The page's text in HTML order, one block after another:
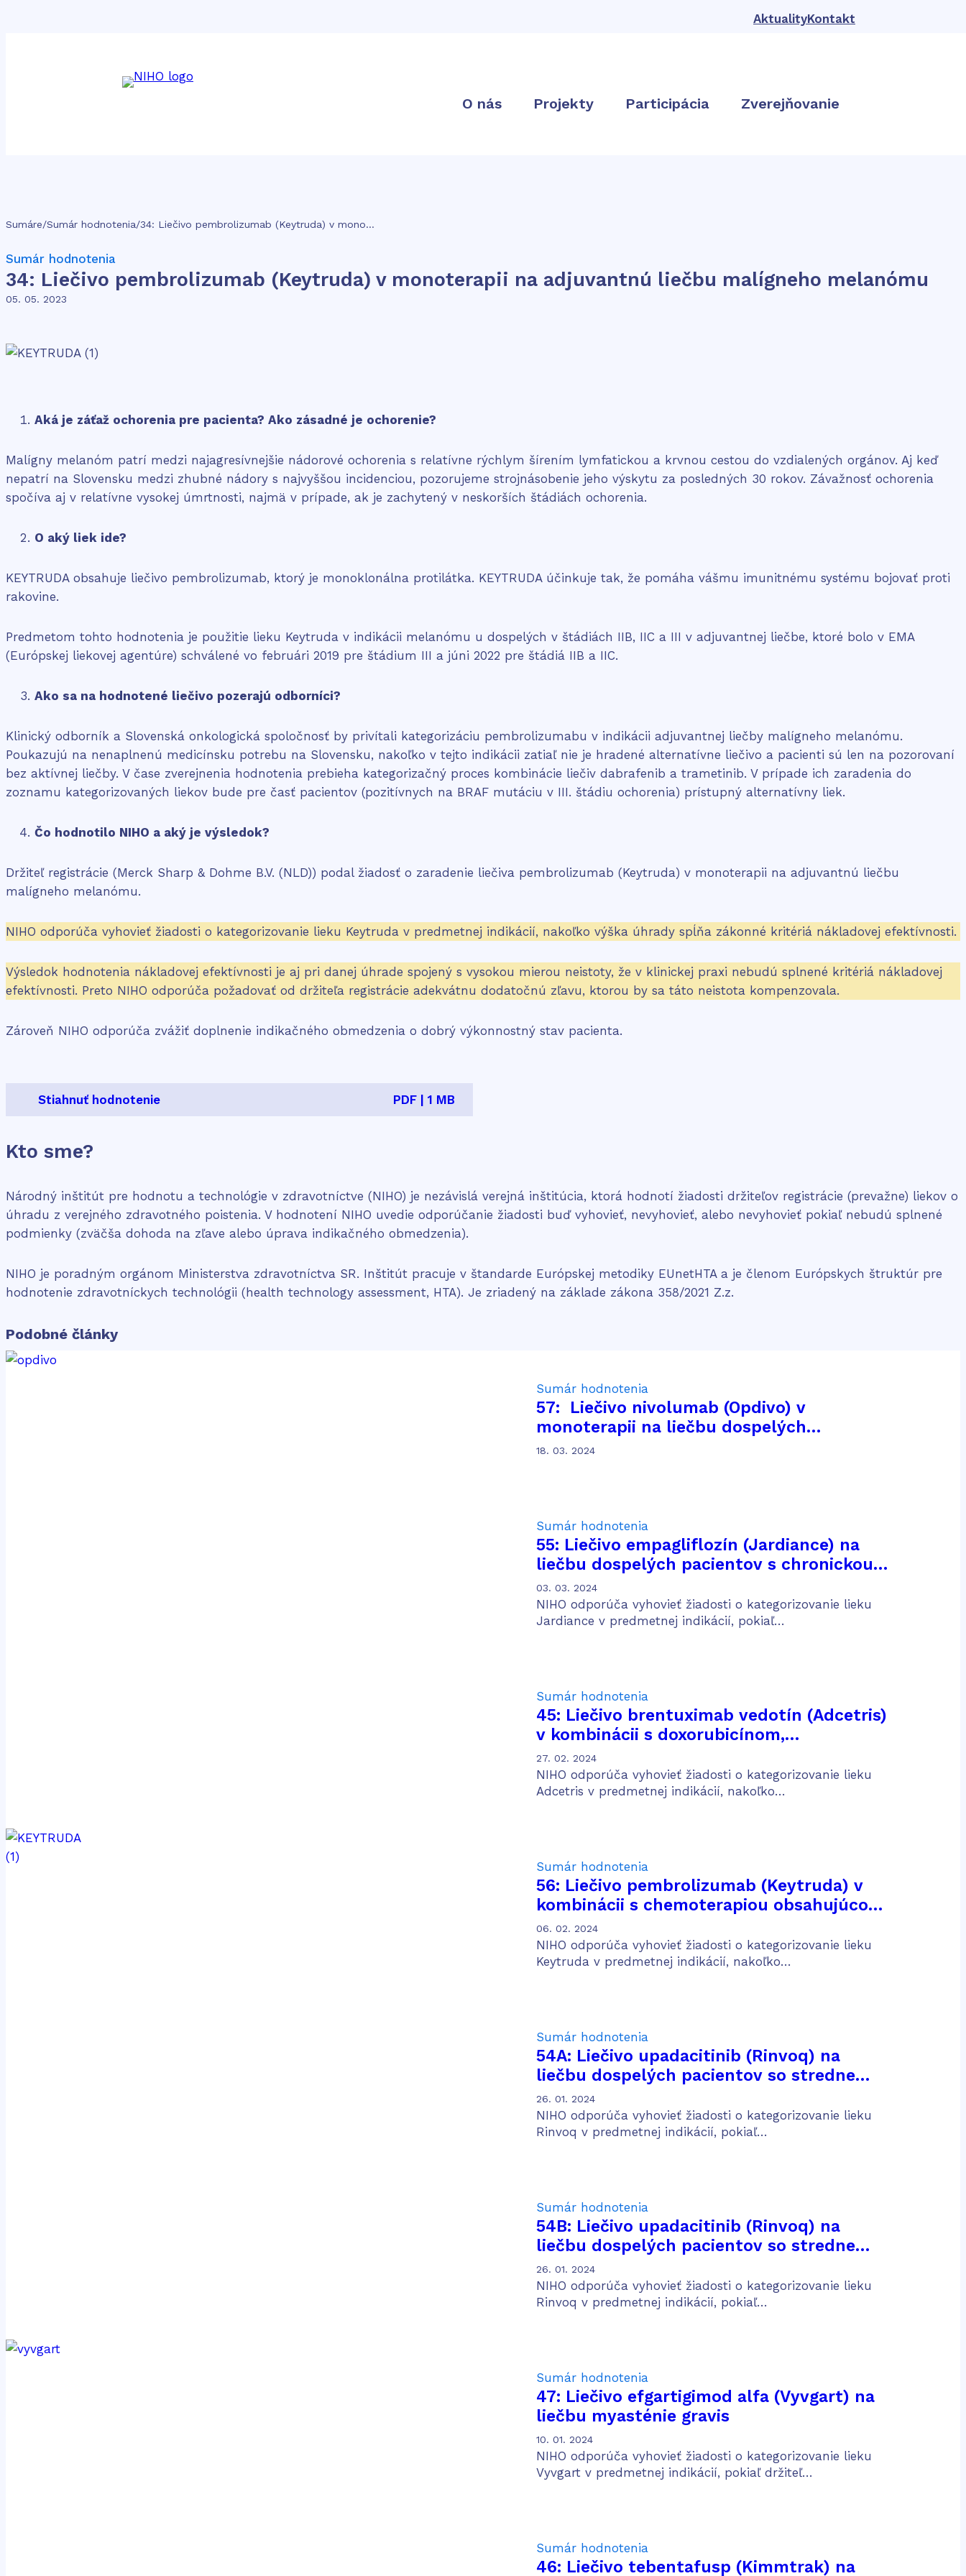
AktualityKontakt
O nás Projekty Participácia Zverejňovanie
Sumáre/Sumár hodnotenia/ 34: Liečivo pembrolizumab (Keytruda) v monoterapii na adjuvantnú liečbu malígneho melanómu
Sumár hodnotenia
34: Liečivo pembrolizumab (Keytruda) v monoterapii na adjuvantnú liečbu malígneho melanómu
05. 05. 2023
Aká je záťaž ochorenia pre pacienta? Ako zásadné je ochorenie?
Malígny melanóm patrí medzi najagresívnejšie nádorové ochorenia s relatívne rýchlym šírením lymfatickou a krvnou cestou do vzdialených orgánov. Aj keď
nepatrí na Slovensku medzi zhubné nádory s najvyššou incidenciou, pozorujeme strojnásobenie jeho výskytu za posledných 30 rokov. Závažnosť ochorenia
spočíva aj v relatívne vysokej úmrtnosti, najmä v prípade, ak je zachytený v neskorších štádiách ochorenia.
O aký liek ide?
KEYTRUDA obsahuje liečivo pembrolizumab, ktorý je monoklonálna protilátka. KEYTRUDA účinkuje tak, že pomáha vášmu imunitnému systému bojovať proti
rakovine.
Predmetom tohto hodnotenia je použitie lieku Keytruda v indikácii melanómu u dospelých v štádiách IIB, IIC a III v adjuvantnej liečbe, ktoré bolo v EMA
(Európskej liekovej agentúre) schválené vo februári 2019 pre štádium III a júni 2022 pre štádiá IIB a IIC.
Ako sa na hodnotené liečivo pozerajú odborníci?
Klinický odborník a Slovenská onkologická spoločnosť by privítali kategorizáciu pembrolizumabu v indikácii adjuvantnej liečby malígneho melanómu.
Poukazujú na nenaplnenú medicínsku potrebu na Slovensku, nakoľko v tejto indikácii zatiaľ nie je hradené alternatívne liečivo a pacienti sú len na pozorovaní
bez aktívnej liečby. V čase zverejnenia hodnotenia prebieha kategorizačný proces kombinácie liečiv dabrafenib a trametinib. V prípade ich zaradenia do
zoznamu kategorizovaných liekov bude pre časť pacientov (pozitívnych na BRAF mutáciu v III. štádiu ochorenia) prístupný alternatívny liek.
Čo hodnotilo NIHO a aký je výsledok?
Držiteľ registrácie (Merck Sharp & Dohme B.V. (NLD)) podal žiadosť o zaradenie liečiva pembrolizumab (Keytruda) v monoterapii na adjuvantnú liečbu
malígneho melanómu.
NIHO odporúča vyhovieť žiadosti o kategorizovanie lieku Keytruda v predmetnej indikácií, nakoľko výška úhrady spĺňa zákonné kritériá nákladovej efektívnosti.
Výsledok hodnotenia nákladovej efektívnosti je aj pri danej úhrade spojený s vysokou mierou neistoty, že v klinickej praxi nebudú splnené kritériá nákladovej
efektívnosti. Preto NIHO odporúča požadovať od držiteľa registrácie adekvátnu dodatočnú zľavu, ktorou by sa táto neistota kompenzovala.
Zároveň NIHO odporúča zvážiť doplnenie indikačného obmedzenia o dobrý výkonnostný stav pacienta.
Stiahnuť hodnotenie PDF | 1 MB
Kto sme?
Národný inštitút pre hodnotu a technológie v zdravotníctve (NIHO) je nezávislá verejná inštitúcia, ktorá hodnotí žiadosti držiteľov registrácie (prevažne) liekov o
úhradu z verejného zdravotného poistenia. V hodnotení NIHO uvedie odporúčanie žiadosti buď vyhovieť, nevyhovieť, alebo nevyhovieť pokiaľ nebudú splnené
podmienky (zväčša dohoda na zľave alebo úprava indikačného obmedzenia).
NIHO je poradným orgánom Ministerstva zdravotníctva SR. Inštitút pracuje v štandarde Európskej metodiky EUnetHTA a je členom Európskych štruktúr pre
hodnotenie zdravotníckych technológii (health technology assessment, HTA). Je zriadený na základe zákona 358/2021 Z.z.
Podobné články
Sumár hodnotenia
57: Liečivo nivolumab (Opdivo) v
monoterapii na liečbu dospelých
pacientov s pokročilým karcinómom z
18. 03. 2024
Sumár hodnotenia
55: Liečivo empagliflozín (Jardiance) na
liečbu dospelých pacientov s chronickou
chorobou obličiek
03. 03. 2024
NIHO odporúča vyhovieť žiadosti o kategorizovanie lieku
Jardiance v predmetnej indikácií, pokiaľ…
Sumár hodnotenia
45: Liečivo brentuximab vedotín (Adcetris)
v kombinácii s doxorubicínom,
vinblastínom a dakarbazínom (AVD) na
liečbu dospelých pacientov s predtým
neliečeným CD30 pozitívnym Hodgkinovým
27. 02. 2024
NIHO odporúča vyhovieť žiadosti o kategorizovanie lieku
Adcetris v predmetnej indikácií, nakoľko…
Sumár hodnotenia
56: Liečivo pembrolizumab (Keytruda) v
kombinácii s chemoterapiou obsahujúcou
pemetrexed a platinu na liečbu dospelých
pacientov v prvej línii metastatického
neskvamózneho nemalobunkového
06. 02. 2024
NIHO odporúča vyhovieť žiadosti o kategorizovanie lieku
Keytruda v predmetnej indikácií, nakoľko…
Sumár hodnotenia
54A: Liečivo upadacitinib (Rinvoq) na
liečbu dospelých pacientov so stredne
ťažkou až ťažkou aktívnou ulceróznou
kolitídou po predošlej konvenčnej a
biologickej liečbe
26. 01. 2024
NIHO odporúča vyhovieť žiadosti o kategorizovanie lieku
Rinvoq v predmetnej indikácií, pokiaľ…
Sumár hodnotenia
54B: Liečivo upadacitinib (Rinvoq) na
liečbu dospelých pacientov so stredne
ťažkou až ťažkou aktívnou Crohnovou
chorobou po predošlej konvenčnej a
biologickej liečbe
26. 01. 2024
NIHO odporúča vyhovieť žiadosti o kategorizovanie lieku
Rinvoq v predmetnej indikácií, pokiaľ…
Sumár hodnotenia
47: Liečivo efgartigimod alfa (Vyvgart) na
liečbu myasténie gravis
10. 01. 2024
NIHO odporúča vyhovieť žiadosti o kategorizovanie lieku
Vyvgart v predmetnej indikácií, pokiaľ držiteľ…
Sumár hodnotenia
46: Liečivo tebentafusp (Kimmtrak) na